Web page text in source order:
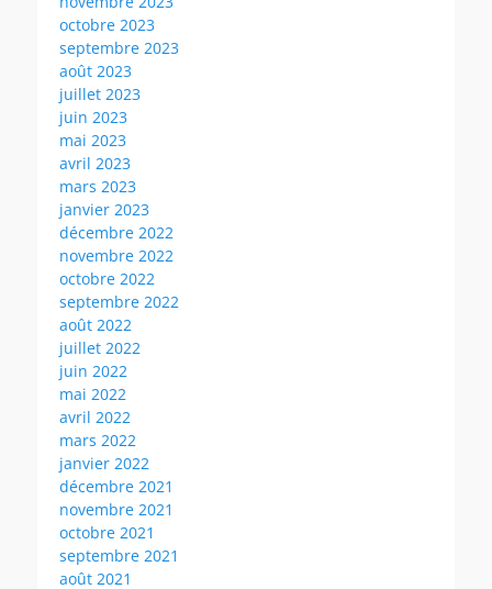
octobre 2023
septembre 2023
août 2023
juillet 2023
juin 2023
mai 2023
avril 2023
mars 2023
janvier 2023
décembre 2022
novembre 2022
octobre 2022
septembre 2022
août 2022
juillet 2022
juin 2022
mai 2022
avril 2022
mars 2022
janvier 2022
décembre 2021
novembre 2021
octobre 2021
septembre 2021
août 2021